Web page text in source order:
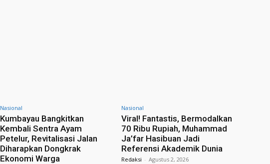
Nasional
Kumbayau Bangkitkan
Kembali Sentra Ayam
Petelur, Revitalisasi Jalan
Diharapkan Dongkrak
Ekonomi Warga
Nasional
Viral! Fantastis, Bermodalkan
70 Ribu Rupiah, Muhammad
Ja’far Hasibuan Jadi
Referensi Akademik Dunia
Redaksi - Agustus 2, 2026